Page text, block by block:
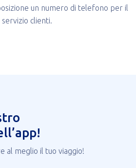
un numero di telefono per il
servizio clienti.
al meglio il tuo viaggio!